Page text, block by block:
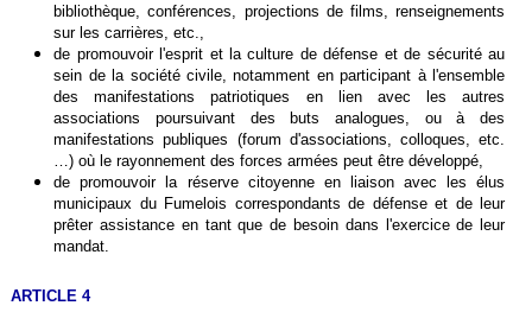
bibliothèque, conférences, projections de films, renseignements
sur les carrières, etc.,
de promouvoir l'esprit et la culture de défense et de sécurité au
sein de la société civile, notamment en participant à l'ensemble
des manifestations patriotiques en lien avec les autres
associations poursuivant des buts analogues, ou à des
manifestations publiques (forum d'associations, colloques, etc.
…) où le rayonnement des forces armées peut être développé,
de promouvoir la réserve citoyenne en liaison avec les élus
municipaux du Fumelois correspondants de défense et de leur
prêter assistance en tant que de besoin dans l'exercice de leur
mandat.
ARTICLE 4